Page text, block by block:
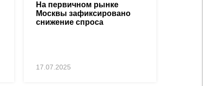
На первичном рынке
Москвы зафиксировано
снижение спроса
17.07.2025